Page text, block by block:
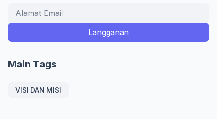
Main Tags
VISI DAN MISI